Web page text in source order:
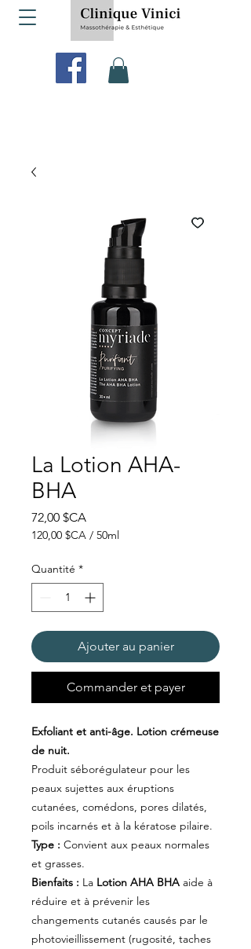
La Lotion AHA-
BHA
72,00 $CAPrix
120,00 $CA / 50ml
pour
50
Millilitres
Quantité *
Ajouter au panier
Commander et payer
Exfoliant et anti-âge. Lotion crémeuse
de nuit.
Produit séborégulateur pour les
peaux sujettes aux éruptions
cutanées, comédons, pores dilatés,
poils incarnés et à la kératose pilaire.
Type : Convient aux peaux normales
et grasses.
Bienfaits : La Lotion AHA BHA aide à
réduire et à prévenir les
changements cutanés causés par le
photovieillissement (rugosité, taches